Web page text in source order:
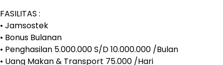
FASILITAS :
• Jamsostek
• Bonus Bulanan
• Penghasilan 5.000.000 S/D 10.000.000 /Bulan
• Uang Makan & Transport 75.000 /Hari